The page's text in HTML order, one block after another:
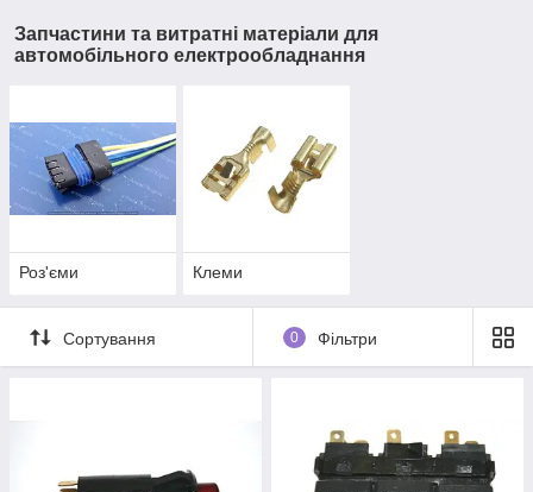
Запчастини та витратні матеріали для
автомобільного електрообладнання
Роз'єми Клеми
Сортування 0 Фільтри